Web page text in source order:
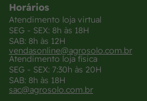
Horários
Atendimento loja virtual
SEG - SEX: 8h às 18H
SAB: 8h às 12H
vendasonline@agrosolo.com.br
Atendimento loja física
SEG - SEX: 7:30h às 20H
SAB: 8h às 18H
sac@agrosolo.com.br